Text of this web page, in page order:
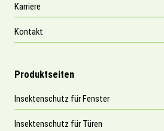
Karriere
Kontakt
Produktseiten
Insektenschutz für Fenster
Insektenschutz für Türen